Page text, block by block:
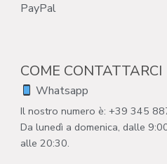
PayPal
COME CONTATTARCI
Whatsapp
Il nostro numero è: +39 345
Da lunedì a domenica, dalle
alle 20:30.